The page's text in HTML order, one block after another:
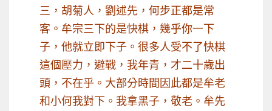
三，胡菊人，劉述先，何步正都是常
客。牟宗三下的是快棋，幾乎你一下
子，他就立即下子。很多人受不了快棋
這個壓力，避戰，我年青，才二十歲出
頭，不在乎。大部分時間因此都是牟老
和小何我對下。我拿黑子，敬老。牟先